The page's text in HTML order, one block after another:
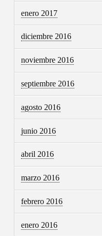
enero 2017
diciembre 2016
noviembre 2016
septiembre 2016
agosto 2016
junio 2016
abril 2016
marzo 2016
febrero 2016
enero 2016